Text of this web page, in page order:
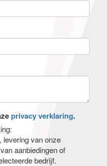
privacy verklaring.
levering van onze
aanbiedingen of
bedrijf.